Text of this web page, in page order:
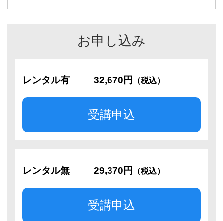
お申し込み
レンタル有 32,670円 （税込）
受講申込
レンタル無 29,370円 （税込）
受講申込